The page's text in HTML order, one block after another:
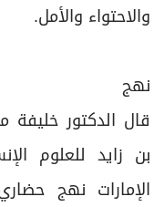
والاحتواء والأمل.
نهج
قال الدكتور خليفة
بن زايد للعلوم
الإمارات نهج